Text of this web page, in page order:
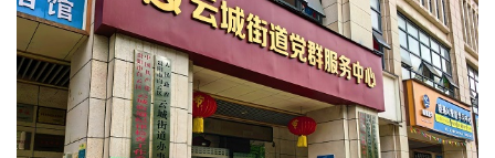
页
资
讯